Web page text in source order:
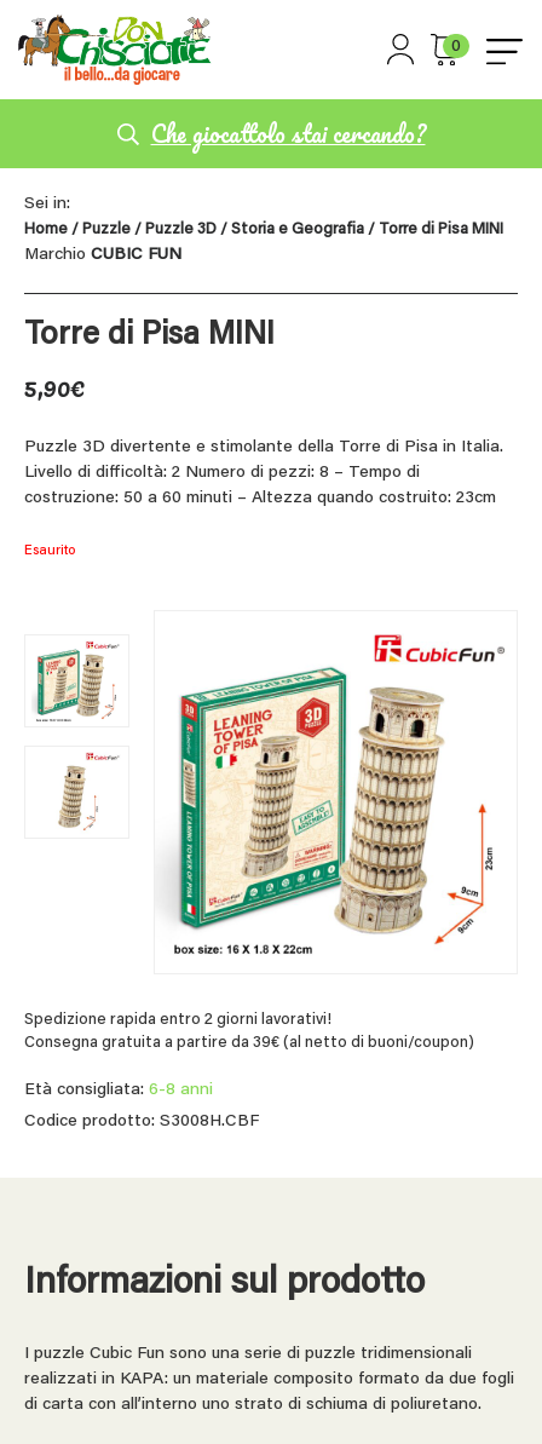
0
Che giocattolo stai cercando?
Sei in:
Home / Puzzle / Puzzle 3D / Storia e Geografia / Torre di Pisa MINI
Marchio CUBIC FUN
Torre di Pisa MINI
5,90€
Puzzle 3D divertente e stimolante della Torre di Pisa in Italia.
Livello di difficoltà: 2 Numero di pezzi: 8 – Tempo di
costruzione: 50 a 60 minuti – Altezza quando costruito: 23cm
Esaurito
Spedizione rapida entro 2 giorni lavorativi!
Consegna gratuita a partire da 39€ (al netto di buoni/coupon)
Età consigliata: 6-8 anni
Codice prodotto: S3008H.CBF
Informazioni sul prodotto
I puzzle Cubic Fun sono una serie di puzzle tridimensionali
realizzati in KAPA: un materiale composito formato da due fogli
di carta con all’interno uno strato di schiuma di poliuretano.